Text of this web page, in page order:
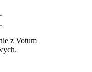
z Votum